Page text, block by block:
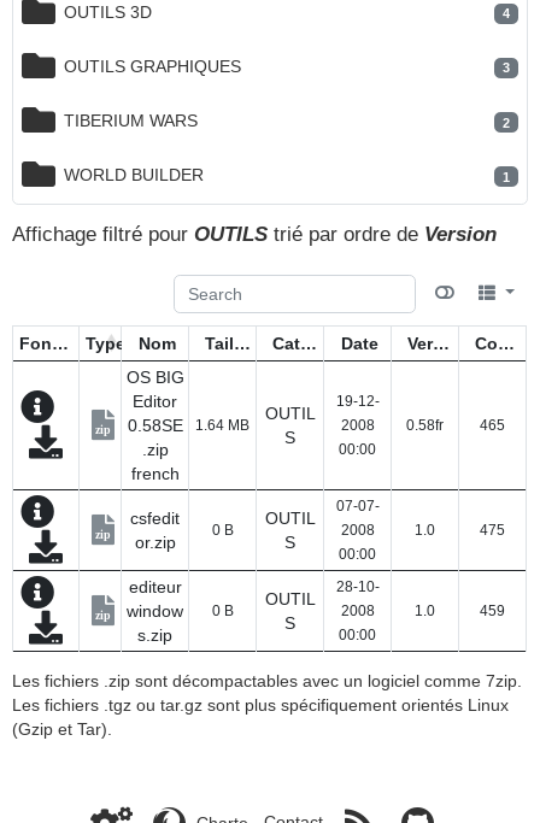
OUTILS 3D 4
OUTILS GRAPHIQUES 3
TIBERIUM WARS 2
WORLD BUILDER 1
Affichage filtré pourOUTILS trié par ordre de Version
Fonctions Type Nom Taille Catégorie Date Version Compteur
zip
OS BIG
Editor
0.58SE
.zip
french
1.64 MB
OUTIL
S
19-12-
2008
00:00
0.58fr 465
zip
csfedit
or.zip
0 B
OUTIL
S
07-07-
2008
00:00
1.0 475
zip
editeur
window
s.zip
0 B
OUTIL
S
28-10-
2008
00:00
1.0 459
Les fichiers .zip sont décompactables avec un logiciel comme 7zip.
Les fichiers .tgz ou tar.gz sont plus spécifiquement orientés Linux
(Gzip et Tar).